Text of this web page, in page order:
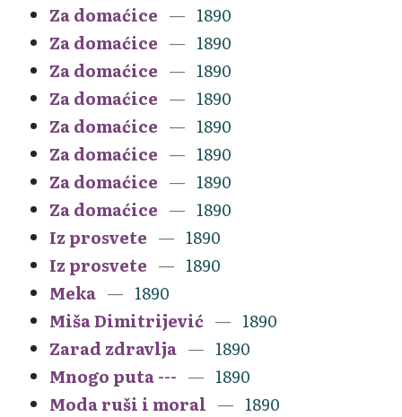
Za domaćice
1890
Za domaćice
1890
Za domaćice
1890
Za domaćice
1890
Za domaćice
1890
Za domaćice
1890
Za domaćice
1890
Za domaćice
1890
Iz prosvete
1890
Iz prosvete
1890
Meka
1890
Miša Dimitrijević
1890
Zarad zdravlja
1890
Mnogo puta ---
1890
Moda ruši i moral
1890